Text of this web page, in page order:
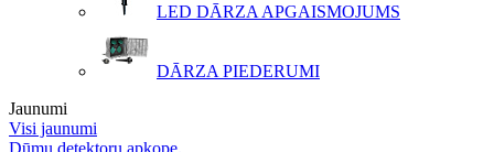
LED DĀRZA APGAISMOJUMS
DĀRZA PIEDERUMI
Jaunumi
Visi jaunumi
Dūmu detektoru apkope.